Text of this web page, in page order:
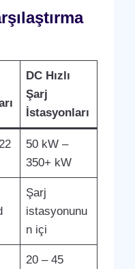
DC Hızlı
Şarj
İstasyonları
50 kW –
350+ kW
Şarj
istasyonunu
n içi
20 – 45